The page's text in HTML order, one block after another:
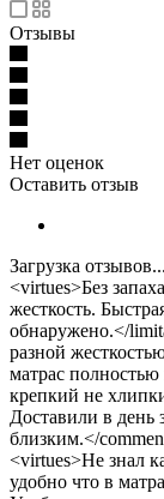
Отзывы
Нет оценок
Оставить отзыв
Загрузка отзывов...
<virtues>Без
жесткость.
обнаружено.</
разной
матрас
крепкий не
Доставили в день
близким.</
<virtues>Не знал
удобно что в